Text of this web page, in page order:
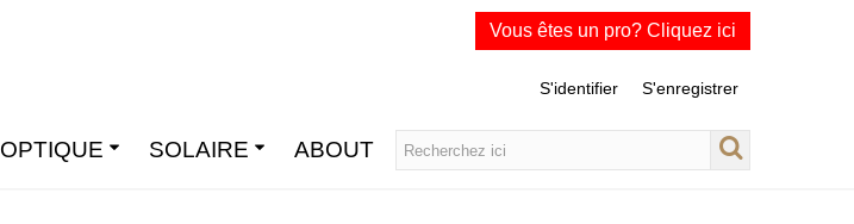
Vous êtes un pro? Cliquez ici
S'identifier S'enregistrer
OPTIQUE SOLAIRE ABOUT